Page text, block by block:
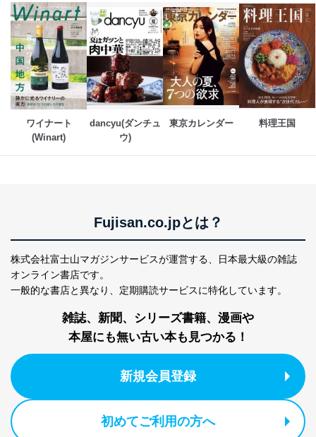
ません。ただし、次の場合は除きます。
法令に基づく場合
人の生命､身体または財産の保護のために必要がある
場合であって、本人の同意を得ることが困難であると
き。
公衆衛生の向上または児童の健全な育成の推進のため
に特に必要がある場合であって、本人の同意を得るこ
とが困難である場合。
国の機関もしくは地方公共団体またはその委託を受け
た者が法令の定める事務を遂行することに対して協力
託・提供する場合、その業務に必要な範囲で委託・提
供先企業に個人情報を開示することがあります。
が、これらに限りません。
委託先：カスタマーサポート支援会社 、クレジッ
トカード決済などの決済代行・料金回収会社、広
告配信サービス会社
提供先：出版社、出版物発売元、卸売会社、販売
店など商品の供給者、梱包会社、配送会社、新聞
販売店などの梱包・配送・配達会社
当社は、本人から、開示対象個人情報について利用目的
の通知を求められた場合には、遅滞なくこれに応じま
す。ただし、以下①～④のいずれかに該当する場合は、
ワイナート
(Winart)
dancyu(ダンチュ
ウ)
東京カレンダー 料理王国
Fujisan.co.jpとは？
株式会社富士山マガジンサービスが運営する、
日本最大級の雑誌
オンライン書店です。
一般的な書店と異なり、 定期購読サービスに特化しています。
雑誌、新聞、シリーズ書籍、漫画や
本屋にも無い古い本も見つかる！
新規会員登録
初めてご利用の方へ